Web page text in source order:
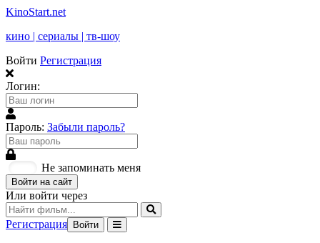
KinoStart.net
кино | сериалы | тв-шоу
Войти Регистрация
Логин:
Пароль: Забыли пароль?
Не запоминать меня
Войти на сайт
Или войти через
Регистрация Войти